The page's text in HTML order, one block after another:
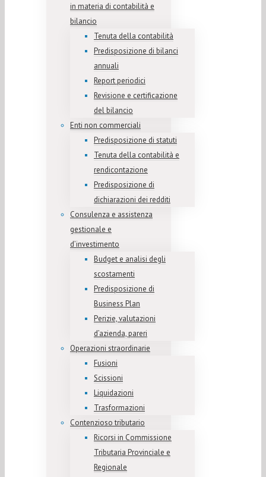
in materia di contabilità e
bilancio
Tenuta della contabilità
Predisposizione di bilanci
annuali
Report periodici
Revisione e certificazione
del bilancio
Enti non commerciali
Predisposizione di statuti
Tenuta della contabilità e
rendicontazione
Predisposizione di
dichiarazioni dei redditi
Consulenza e assistenza
gestionale e
d’investimento
Budget e analisi degli
scostamenti
Predisposizione di
Business Plan
Perizie, valutazioni
d’azienda, pareri
Operazioni straordinarie
Fusioni
Scissioni
Liquidazioni
Trasformazioni
Contenzioso tributario
Ricorsi in Commissione
Tributaria Provinciale e
Regionale